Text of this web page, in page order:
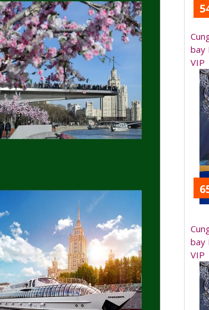
bay
VIP
bay
VIP